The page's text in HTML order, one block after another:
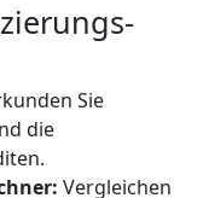
Sie
die
Vergleichen